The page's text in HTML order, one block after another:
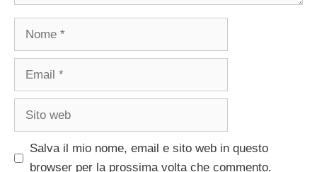
Nome
Email
Sito
Salva il mio nome, email e sito web in questo
browser per la prossima volta che commento.